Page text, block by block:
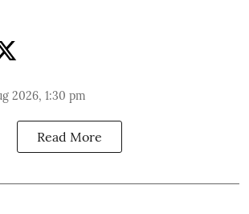
2026, 1:30 pm
Read More